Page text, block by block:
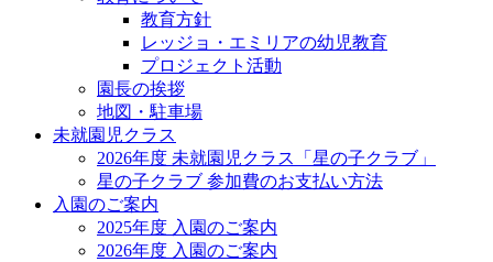
教育方針
レッジョ・エミリアの幼児教育
プロジェクト活動
園長の挨拶
地図・駐車場
未就園児クラス
2026年度 未就園児クラス「星の子クラブ」
星の子クラブ 参加費のお支払い方法
入園のご案内
2025年度 入園のご案内
2026年度 入園のご案内